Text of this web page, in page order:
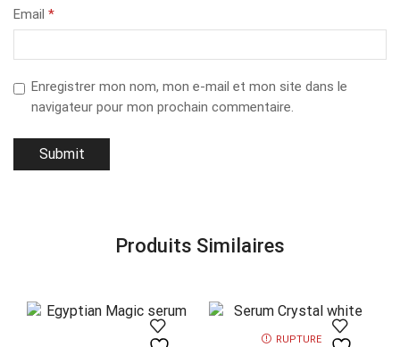
Email *
Enregistrer mon nom, mon e-mail et mon site dans le
navigateur pour mon prochain commentaire.
Produits Similaires
RUPTURE